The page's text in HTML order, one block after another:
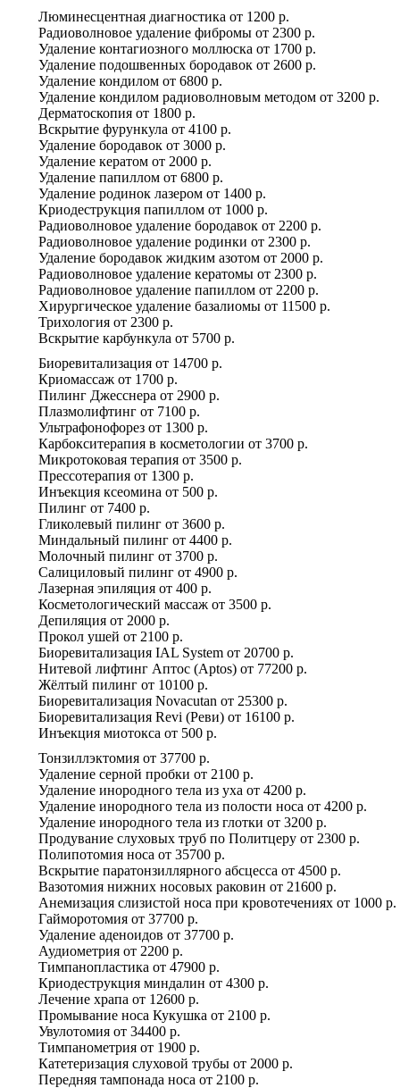
Люминесцентная диагностика от 1200 р.
Радиоволновое удаление фибромы от 2300 р.
Удаление контагиозного моллюска от 1700 р.
Удаление подошвенных бородавок от 2600 р.
Удаление кондилом от 6800 р.
Удаление кондилом радиоволновым методом от 3200 р.
Дерматоскопия от 1800 р.
Вскрытие фурункула от 4100 р.
Удаление бородавок от 3000 р.
Удаление кератом от 2000 р.
Удаление папиллом от 6800 р.
Удаление родинок лазером от 1400 р.
Криодеструкция папиллом от 1000 р.
Радиоволновое удаление бородавок от 2200 р.
Радиоволновое удаление родинки от 2300 р.
Удаление бородавок жидким азотом от 2000 р.
Радиоволновое удаление кератомы от 2300 р.
Радиоволновое удаление папиллом от 2200 р.
Хирургическое удаление базалиомы от 11500 р.
Трихология от 2300 р.
Вскрытие карбункула от 5700 р.
Биоревитализация от 14700 р.
Криомассаж от 1700 р.
Пилинг Джесснера от 2900 р.
Плазмолифтинг от 7100 р.
Ультрафонофорез от 1300 р.
Карбокситерапия в косметологии от 3700 р.
Микротоковая терапия от 3500 р.
Прессотерапия от 1300 р.
Инъекция ксеомина от 500 р.
Пилинг от 7400 р.
Гликолевый пилинг от 3600 р.
Миндальный пилинг от 4400 р.
Молочный пилинг от 3700 р.
Салициловый пилинг от 4900 р.
Лазерная эпиляция от 400 р.
Косметологический массаж от 3500 р.
Депиляция от 2000 р.
Прокол ушей от 2100 р.
Биоревитализация IAL System от 20700 р.
Нитевой лифтинг Аптос (Aptos) от 77200 р.
Жёлтый пилинг от 10100 р.
Биоревитализация Novacutan от 25300 р.
Биоревитализация Revi (Реви) от 16100 р.
Инъекция миотокса от 500 р.
Тонзиллэктомия от 37700 р.
Удаление серной пробки от 2100 р.
Удаление инородного тела из уха от 4200 р.
Удаление инородного тела из полости носа от 4200 р.
Удаление инородного тела из глотки от 3200 р.
Продувание слуховых труб по Политцеру от 2300 р.
Полипотомия носа от 35700 р.
Вскрытие паратонзиллярного абсцесса от 4500 р.
Вазотомия нижних носовых раковин от 21600 р.
Анемизация слизистой носа при кровотечениях от 1000 р.
Гайморотомия от 37700 р.
Удаление аденоидов от 37700 р.
Аудиометрия от 2200 р.
Тимпанопластика от 47900 р.
Криодеструкция миндалин от 4300 р.
Лечение храпа от 12600 р.
Промывание носа Кукушка от 2100 р.
Увулотомия от 34400 р.
Тимпанометрия от 1900 р.
Катетеризация слуховой трубы от 2000 р.
Передняя тампонада носа от 2100 р.